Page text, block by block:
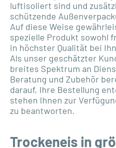
luftisoliert sind und
schützende
Auf diese Weise
spezielle Produkt sowohl
in höchster Qualität bei
Als unser geschätzter
breites Spektrum an
Beratung und Zubehör
darauf, Ihre Bestellung
stehen Ihnen zur
zu beantworten.
Trockeneis in